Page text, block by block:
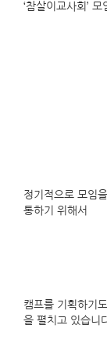
‘참살이교사회’ 모
정기적으로 모임
통하기 위해서
캠프를 기획하기
을 펼치고 있습니